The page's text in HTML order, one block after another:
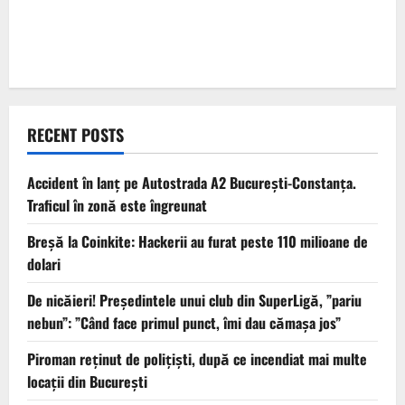
RECENT POSTS
Accident în lanț pe Autostrada A2 București-Constanța.
Traficul în zonă este îngreunat
Breșă la Coinkite: Hackerii au furat peste 110 milioane de
dolari
De nicăieri! Președintele unui club din SuperLigă, ”pariu
nebun”: ”Când face primul punct, îmi dau cămașa jos”
Piroman reţinut de poliţişti, după ce incendiat mai multe
locaţii din București